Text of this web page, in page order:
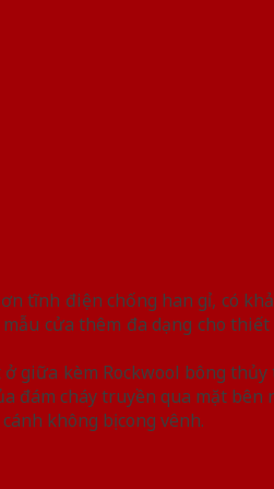
tĩnh điện chống han gỉ, có khả
cửa thêm đa dạng cho
giữa kèm Rockwool bông
đám cháy truyền qua mặt bên
không bị cong vênh.